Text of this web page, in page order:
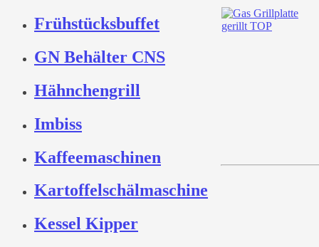
Frühstücksbuffet
GN Behälter CNS
Hähnchengrill
Imbiss
Kaffeemaschinen
Kartoffelschälmaschine
Kessel Kipper